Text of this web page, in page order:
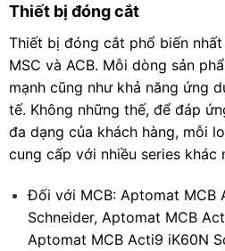
Thiết bị đóng cắt
Thiết bị đóng cắt phổ biến
MSC và ACB. Mỗi dòng sản
mạnh cũng như khả năng ứng
tế. Không những thế, để đáp
đa dạng của khách hàng, mỗi
cung cấp với nhiều series khác
Đối với MCB: Aptomat MCB
Schneider, Aptomat MCB
Aptomat MCB Acti9 iK60N